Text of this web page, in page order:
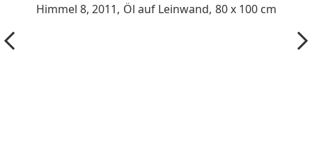
Himmel 8, 2011, Öl auf Leinwand, 80 x 100 cm